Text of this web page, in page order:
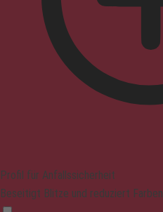
Profil für Anfallssicherheit
Beseitigt Blitze und reduziert Farben